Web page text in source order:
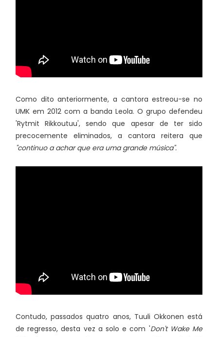
Como dito anteriormente, a cantora estreou-se no
UMK em 2012 com a banda Leola. O grupo defendeu
'Rytmit Rikkoutuu', sendo que apesar de ter sido
precocemente eliminados, a cantora reitera que
"continuo a achar que era uma grande música".
Contudo, passados quatro anos, Tuuli Okkonen está
de regresso, desta vez a solo e com 'Don't Wake Me